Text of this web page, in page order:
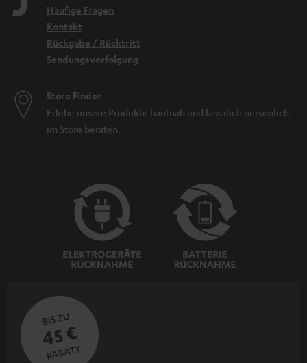
Häufige Fragen
Kontakt
Rückgabe / Rücktritt
Sendungsverfolgung
Store Finder
Erlebe unsere Produkte hautnah und lass dich persönlich
im Store beraten.
BIS ZU
45 €
RABATT